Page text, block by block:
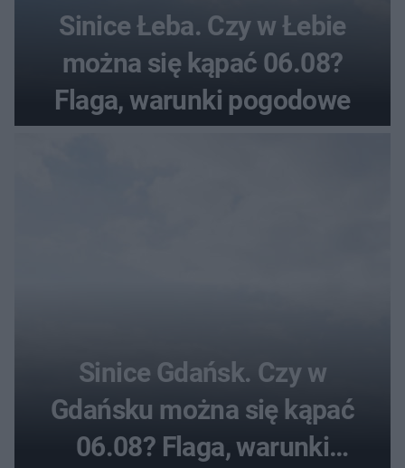
Sinice Łeba. Czy w Łebie
można się kąpać 06.08?
Flaga, warunki pogodowe
Sinice Gdańsk. Czy w
Gdańsku można się kąpać
06.08? Flaga, warunki